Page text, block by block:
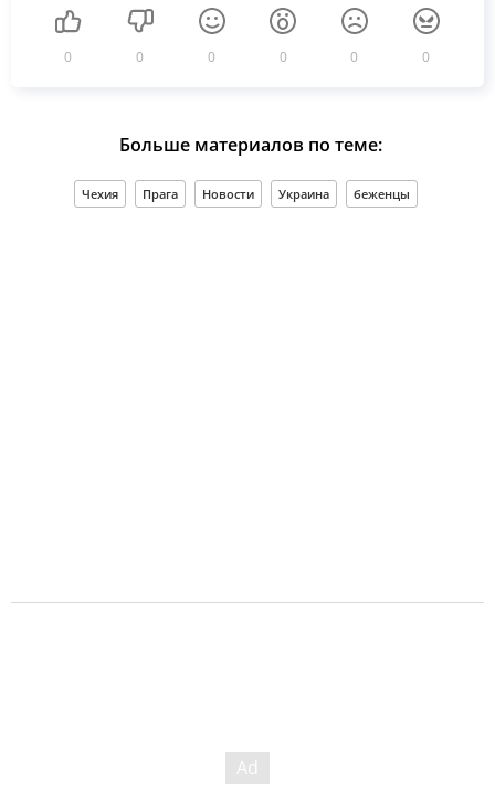
0 0 0 0 0 0
Больше материалов по теме:
Чехия Прага Новости Украина беженцы